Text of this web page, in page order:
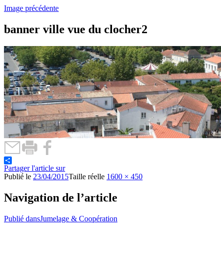
Image précédente
banner ville vue du clocher2
Partager l'article sur
Publié le 23/04/2015Taille réelle 1600 × 450
Navigation de l’article
Publié dansJumelage & Coopération